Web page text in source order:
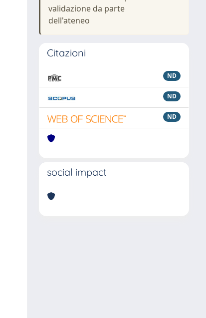
validazione da parte
dell'ateneo
Citazioni
ND
ND
ND
social impact